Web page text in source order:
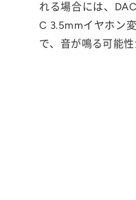
れる場合には、
C 3.5mmイヤホン
で、音が鳴る可能性